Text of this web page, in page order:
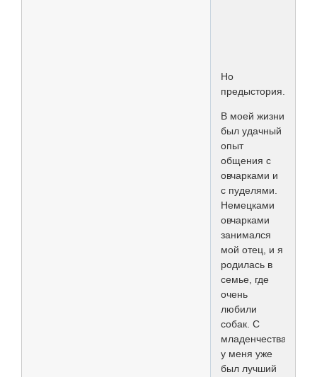
Но
предыстория...
В моей жизни
был удачный
опыт
общения с
овчарками и
с пуделями.
Немецками
овчарками
занимался
мой отец, и я
родилась в
семье, где
очень
любили
собак. С
младенчества
у меня уже
был лучший